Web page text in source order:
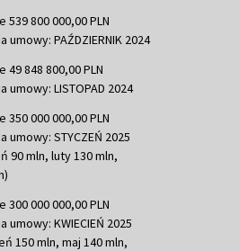
539 800 000,00 PLN
umowy: PAŹDZIERNIK 2024
49 848 800,00 PLN
umowy: LISTOPAD 2024
350 000 000,00 PLN
umowy: STYCZEŃ 2025
90 mln, luty 130 mln,
300 000 000,00 PLN
umowy: KWIECIEŃ 2025
150 mln, maj 140 mln,